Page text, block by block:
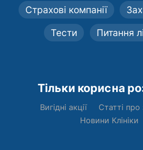
Страхові компанії
Тести Питання
Тільки корисна
Вигідні акції
Статті
Новини Клініки